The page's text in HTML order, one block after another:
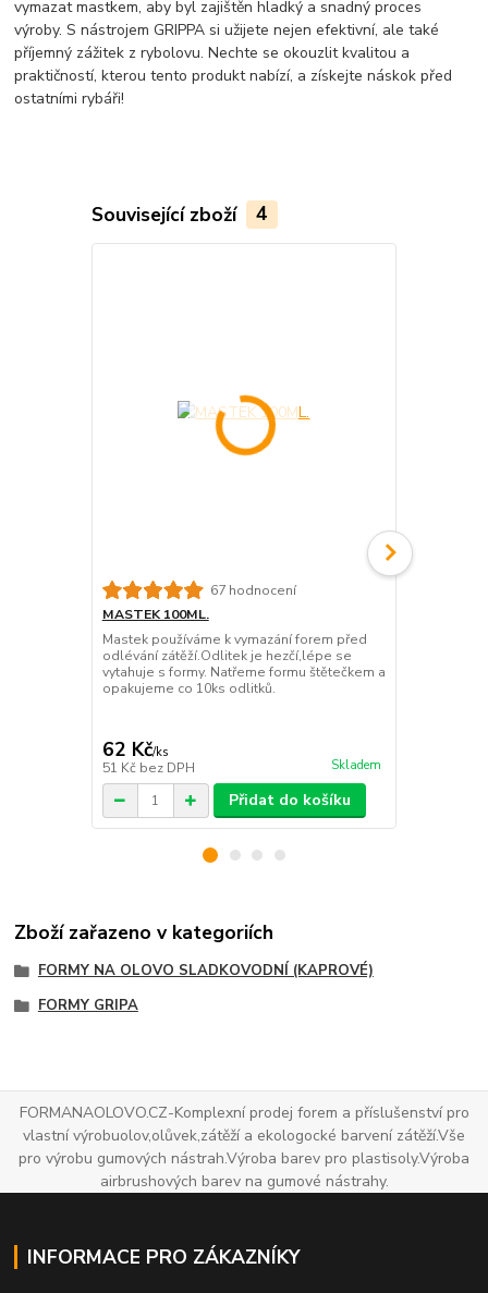
vymazat mastkem, aby byl zajištěn hladký a snadný proces
výroby. S nástrojem GRIPPA si užijete nejen efektivní, ale také
příjemný zážitek z rybolovu. Nechte se okouzlit kvalitou a
praktičností, kterou tento produkt nabízí, a získejte náskok před
ostatními rybáři!
Související zboží 4
67 hodnocení
MASTEK 100ML.
Mastek používáme k vymazání forem před
odlévání zátěží.Odlitek je hezčí,lépe se
vytahuje s formy. Natřeme formu štětečkem a
opakujeme co 10ks odlitků.
62 Kč/ks
51 Kč bez DPH Skladem
Přidat do košíku
Zboží zařazeno v kategoriích
FORMY NA OLOVO SLADKOVODNÍ (KAPROVÉ)
FORMY GRIPA
FORMANAOLOVO.CZ-Komplexní prodej forem a příslušenství pro
vlastní výrobuolov,olůvek,zátěží a ekologocké barvení zátěží.Vše
pro výrobu gumových nástrah.Výroba barev pro plastisoly.Výroba
airbrushových barev na gumové nástrahy.
INFORMACE PRO ZÁKAZNÍKY